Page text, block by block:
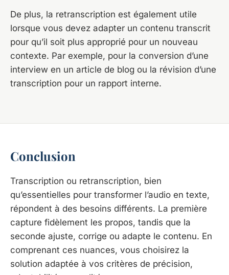
De plus, la retranscription est également utile
lorsque vous devez adapter un contenu transcrit
pour qu’il soit plus approprié pour un nouveau
contexte. Par exemple, pour la conversion d’une
interview en un article de blog ou la révision d’une
transcription pour un rapport interne.
Conclusion
Transcription ou retranscription, bien
qu’essentielles pour transformer l’audio en texte,
répondent à des besoins différents. La première
capture fidèlement les propos, tandis que la
seconde ajuste, corrige ou adapte le contenu. En
comprenant ces nuances, vous choisirez la
solution adaptée à vos critères de précision,